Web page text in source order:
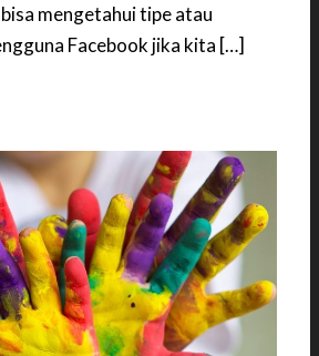
mengetahui tipe atau
Facebook jika kita […]